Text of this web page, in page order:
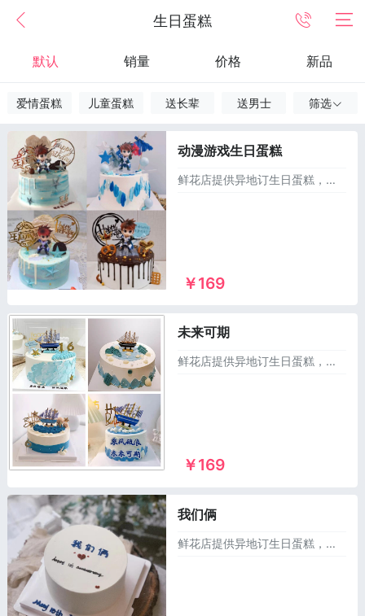
生日蛋糕
默认 销量 价格 新品
爱情蛋糕 儿童蛋糕 送长辈 送男士 筛选
动漫游戏生日蛋糕
鲜花店提供异地订生日蛋糕，同城送蛋糕，可以订做麻将生日蛋糕，儿童蛋糕，祝寿蛋糕，情侣蛋糕，庆典蛋糕，恶搞生日蛋糕，水果蛋糕等1000多个款式供您选择，市区及乡镇1~2小时免费配送上门！
￥169
未来可期
鲜花店提供异地订生日蛋糕，同城送蛋糕，可以订做麻将生日蛋糕，儿童蛋糕，祝寿蛋糕，情侣蛋糕，庆典蛋糕，恶搞生日蛋糕，水果蛋糕等1000多个款式供您选择，市区及乡镇1~2小时免费配送上门！
￥169
我们俩
鲜花店提供异地订生日蛋糕，同城送蛋糕，可以订做麻将生日蛋糕，儿童蛋糕，祝寿蛋糕，情侣蛋糕，庆典蛋糕，恶搞生日蛋糕，水果蛋糕等1000多个款式供您选择，市区及乡镇1~2小时免费配送上门！